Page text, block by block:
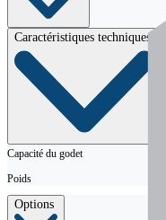
Caractéristiques techniques
Capacité du godet
Poids
Options